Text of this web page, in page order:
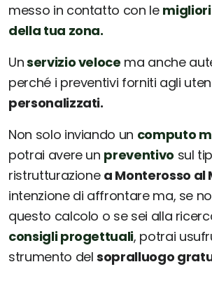
messo in contatto con le
della tua zona.
Unservizio veloce ma anche
perché i preventivi forniti agli
personalizzati.
Non solo inviando un computo
potrai avere un preventivo sul
ristrutturazione a Monterosso al
intenzione di affrontare ma, se
questo calcolo o se sei alla
consigli progettuali, potrai
strumento delsopralluogo